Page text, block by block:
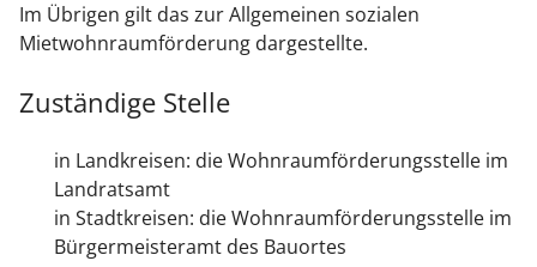
Im Übrigen gilt das zur Allgemeinen sozialen
Mietwohnraumförderung dargestellte.
Zuständige Stelle
in Landkreisen: die Wohnraumförderungsstelle im
Landratsamt
in Stadtkreisen: die Wohnraumförderungsstelle im
Bürgermeisteramt des Bauortes